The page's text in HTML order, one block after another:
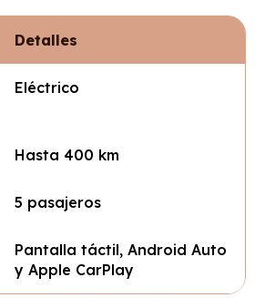
Detalles
Eléctrico
Hasta 400 km
5 pasajeros
Pantalla táctil, Android Auto
y Apple CarPlay